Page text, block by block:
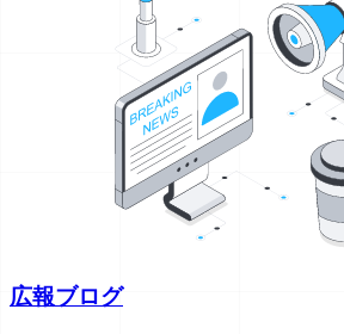
広報ブログ